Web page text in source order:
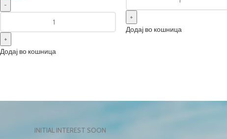
Додај во кошница
Додај во кошница
INITIAL INTEREST SOON